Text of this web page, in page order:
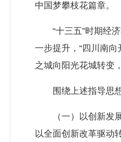
中国梦攀枝花篇章。
“十三五”时期经济
一步提升，“四川南
之城向阳光花城转变
围绕上述指导思想
（一）以创新发展
以全面创新改革驱动